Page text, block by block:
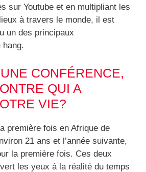
sur Youtube et en multipliant les
à travers le monde, il est
un des principaux
hang.
CONFÉRENCE,
QUI A
VIE?
première fois en Afrique de
21 ans et l’année suivante,
la première fois. Ces deux
les yeux à la réalité du temps